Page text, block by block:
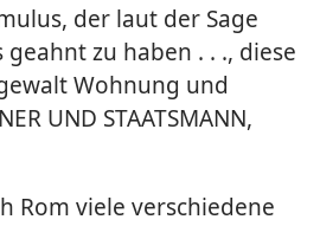
der laut der Sage
zu haben . . ., diese
Wohnung und
UND STAATSMANN,
Rom viele verschiedene